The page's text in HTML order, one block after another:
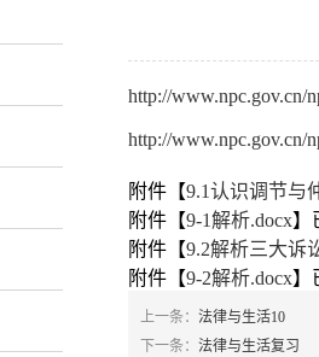
http://www.npc.gov.cn/
http://www.npc.gov.cn/
附件【9.1认识调节与
附件【9-1解析.docx】
附件【9.2解析三大诉
附件【9-2解析.docx】
上一条： 法律与生活10
下一条： 法律与生活复习